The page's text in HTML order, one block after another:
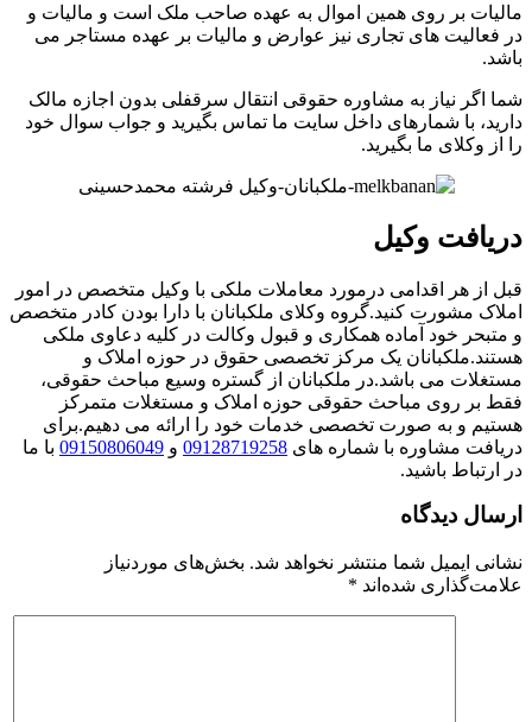
مالیات بر روی همین اموال به عهده صاحب ملک است و مالیات و
در فعالیت های تجاری نیز عوارض و مالیات بر عهده مستاجر می
باشد.
شما اگر نیاز به مشاوره حقوقی انتقال سرقفلی بدون اجازه مالک
دارید، با شمارهای داخل سایت ما تماس بگیرید و جواب سوال خود
را از وکلای ما بگیرید.
دریافت وکیل
قبل از هر اقدامی درمورد معاملات ملکی با وکیل متخصص در امور
املاک مشورت کنید.گروه وکلای ملکبانان با دارا بودن کادر متخصص
و متبحر خود آماده همکاری و قبول وکالت در کلیه دعاوی ملکی
هستند.ملکبانان یک مرکز تخصصی حقوق در حوزه املاک و
مستغلات می باشد.در ملکبانان از گستره وسیع مباحث حقوقی،
فقط بر روی مباحث حقوقی حوزه املاک و مستغلات متمرکز
هستیم و به صورت تخصصی خدمات خود را ارائه می دهیم.برای
دریافت مشاوره با شماره های 09128719258 و 09150806049 با ما
در ارتباط باشید.
ارسال دیدگاه
نشانی ایمیل شما منتشر نخواهد شد. بخش‌های موردنیاز
علامت‌گذاری شده‌اند *